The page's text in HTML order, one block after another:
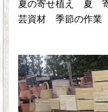
夏の寄せ植え
夏
芸資材
季節の作業